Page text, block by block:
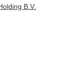
B.V.